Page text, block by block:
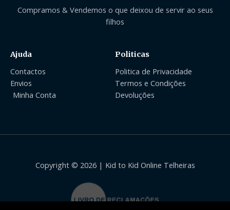
Compramos & Vendemos o que deixou de servir ao seus
filhos
Ajuda
Contactos
Envios
Minha Conta
Politicas
Politica de Privacidade
Termos e Condições
Devoluções
Copyright © 2026 | Kid to Kid Online Telheiras